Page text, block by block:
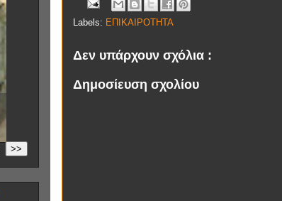
Labels: ΕΠΙΚΑΙΡΟΤΗΤΑ
Δεν υπάρχουν σχόλια :
Δημοσίευση σχολίου
>>